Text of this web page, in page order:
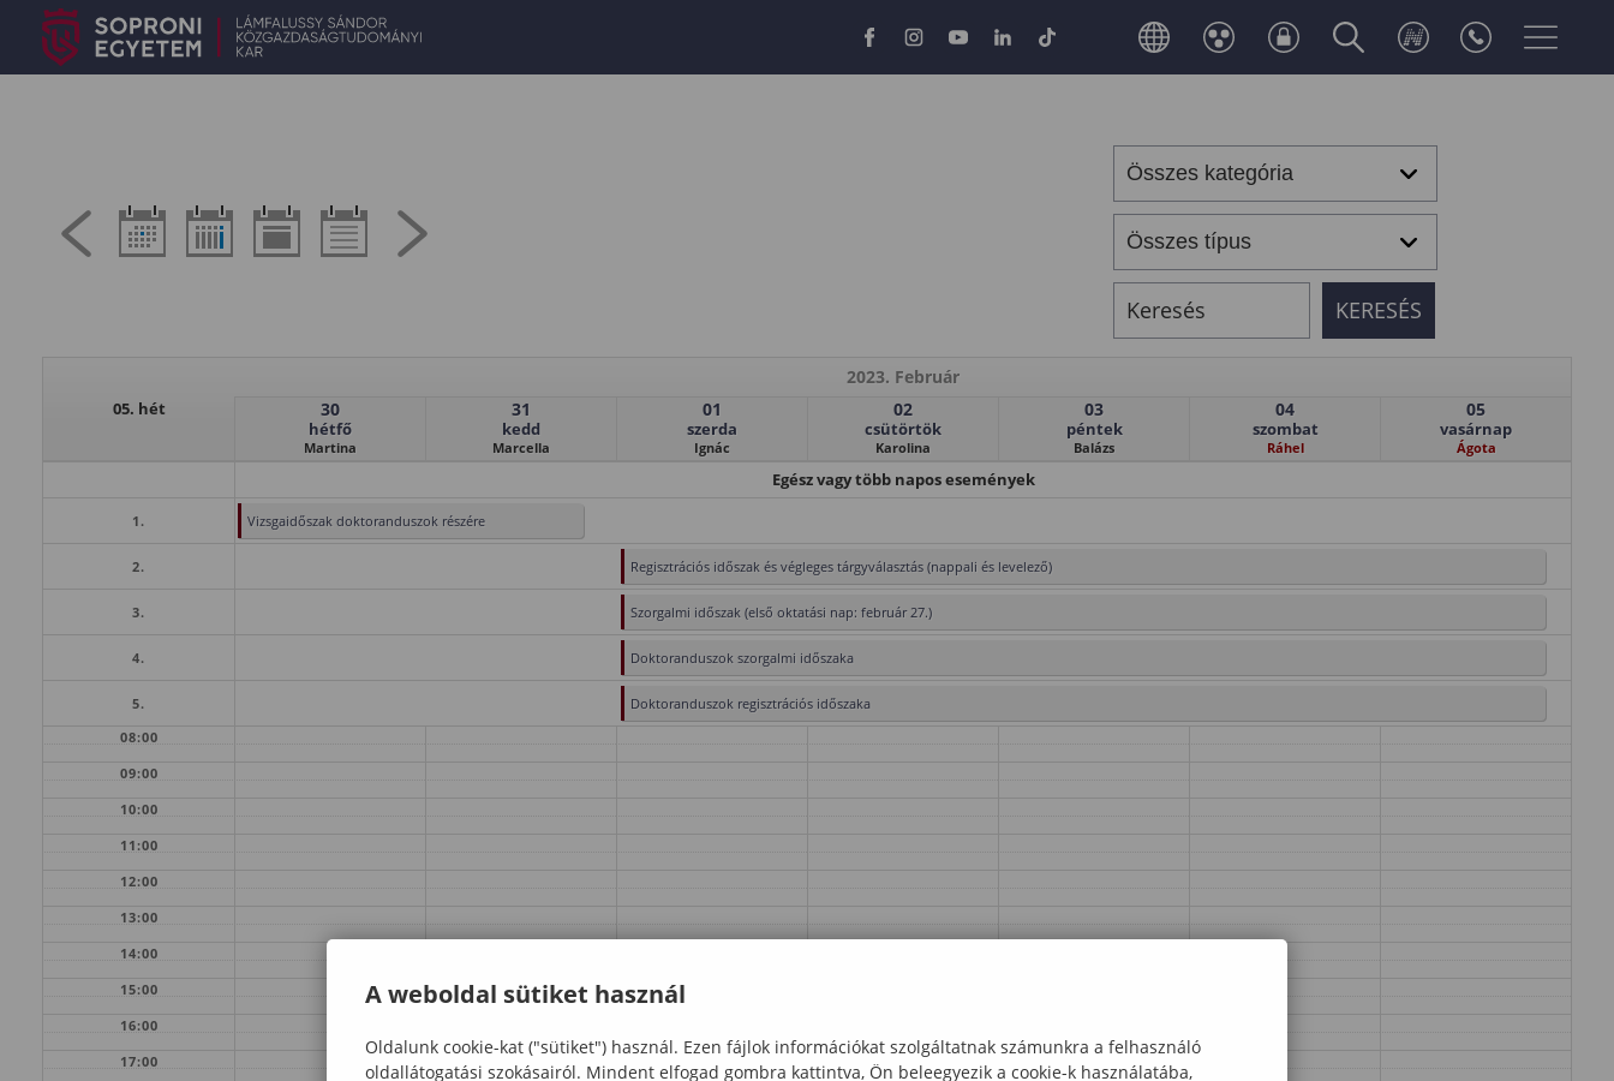
05. hét
2023. Február
30
hétfő
Martina
31
kedd
Marcella
01
szerda
Ignác
02
csütörtök
Karolina
03
péntek
Balázs
04
szombat
Ráhel
05
vasárnap
Ágota
Egész vagy több napos események
1. Vizsgaidőszak doktoranduszok részére
2. Regisztrációs időszak és végleges tárgyválasztás (nappali és levelező)
3. Szorgalmi időszak (első oktatási nap: február 27.)
4. Doktoranduszok szorgalmi időszaka
5.
Doktoranduszok regisztrációs időszaka
08:00
09:00
10:00
11:00
12:00
13:00
14:00
15:00
16:00
17:00
A weboldal sütiket használ
Oldalunk cookie-kat ("sütiket") használ. Ezen fájlok információkat szolgáltatnak számunkra a felhasználó
oldallátogatási szokásairól. Mindent elfogad gombra kattintva, Ön beleegyezik a cookie-k használatába,